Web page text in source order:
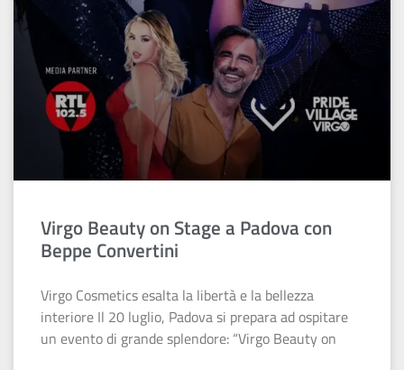
Virgo Beauty on Stage a Padova con
Beppe Convertini
Virgo Cosmetics esalta la libertà e la bellezza
interiore Il 20 luglio, Padova si prepara ad ospitare
un evento di grande splendore: “Virgo Beauty on